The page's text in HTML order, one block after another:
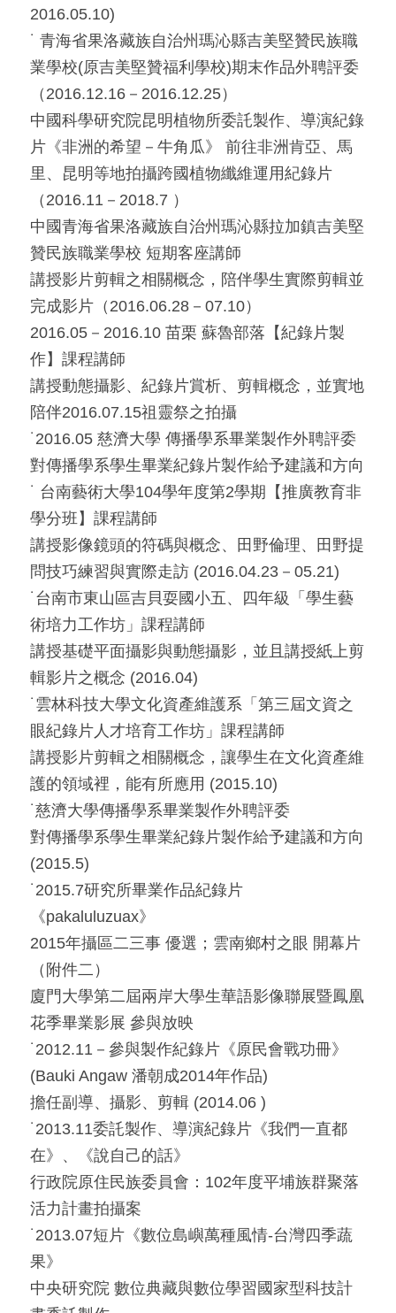
2016.05.10)
˙ 青海省果洛藏族自治州瑪沁縣吉美堅贊民族職
業學校(原吉美堅贊福利學校)期末作品外聘評委
（2016.12.16－2016.12.25）
中國科學研究院昆明植物所委託製作、導演紀錄
片《非洲的希望－牛角瓜》 前往非洲肯亞、馬
里、昆明等地拍攝跨國植物纖維運用紀錄片
（2016.11－2018.7 ）
中國青海省果洛藏族自治州瑪沁縣拉加鎮吉美堅
贊民族職業學校 短期客座講師
講授影片剪輯之相關概念，陪伴學生實際剪輯並
完成影片（2016.06.28－07.10）
2016.05－2016.10 苗栗 蘇魯部落【紀錄片製
作】課程講師
講授動態攝影、紀錄片賞析、剪輯概念，並實地
陪伴2016.07.15祖靈祭之拍攝
˙2016.05 慈濟大學 傳播學系畢業製作外聘評委
對傳播學系學生畢業紀錄片製作給予建議和方向
˙ 台南藝術大學104學年度第2學期【推廣教育非
學分班】課程講師
講授影像鏡頭的符碼與概念、田野倫理、田野提
問技巧練習與實際走訪 (2016.04.23－05.21)
˙台南市東山區吉貝耍國小五、四年級「學生藝
術培力工作坊」課程講師
講授基礎平面攝影與動態攝影，並且講授紙上剪
輯影片之概念 (2016.04)
˙雲林科技大學文化資產維護系「第三屆文資之
眼紀錄片人才培育工作坊」課程講師
講授影片剪輯之相關概念，讓學生在文化資產維
護的領域裡，能有所應用 (2015.10)
˙慈濟大學傳播學系畢業製作外聘評委
對傳播學系學生畢業紀錄片製作給予建議和方向
(2015.5)
˙2015.7研究所畢業作品紀錄片
《pakaluluzuax》
2015年攝區二三事 優選；雲南鄉村之眼 開幕片
（附件二）
廈門大學第二屆兩岸大學生華語影像聯展暨鳳凰
花季畢業影展 參與放映
˙2012.11－參與製作紀錄片《原民會戰功冊》
(Bauki Angaw 潘朝成2014年作品)
擔任副導、攝影、剪輯 (2014.06 )
˙2013.11委託製作、導演紀錄片《我們一直都
在》、《說自己的話》
行政院原住民族委員會：102年度平埔族群聚落
活力計畫拍攝案
˙2013.07短片《數位島嶼萬種風情-台灣四季蔬
果》
中央研究院 數位典藏與數位學習國家型科技計